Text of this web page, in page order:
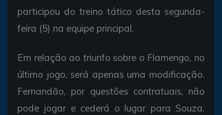
participou do treino tático desta segunda-
feira (5) na equipe principal.
Em relação ao triunfo sobre o Flamengo, no
último jogo, será apenas uma modificação.
Fernandão, por questões contratuais, não
pode jogar e cederá o lugar para Souza,